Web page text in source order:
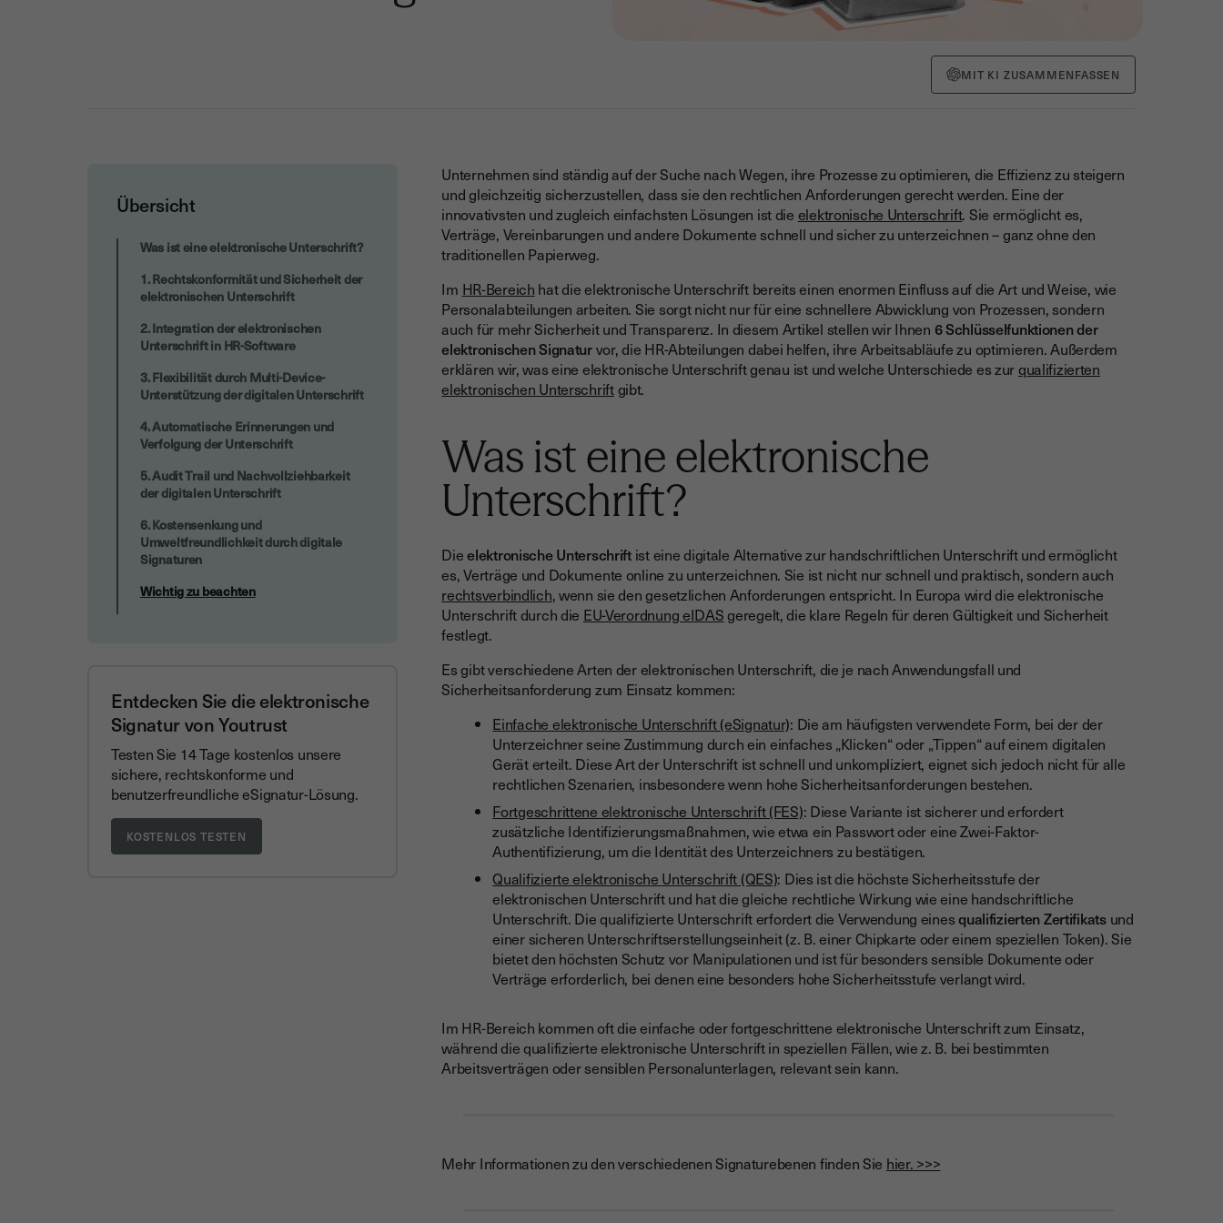
MIT KI ZUSAMMENFASSEN
Übersicht
Wichtig zu beachten
Was ist eine elektronische Unterschrift?
1. Rechtskonformität und Sicherheit der
elektronischen Unterschrift
2. Integration der elektronischen
Unterschrift in HR-Software
3. Flexibilität durch Multi-Device-
Unterstützung der digitalen Unterschrift
4. Automatische Erinnerungen und
Verfolgung der Unterschrift
5. Audit Trail und Nachvollziehbarkeit
der digitalen Unterschrift
6. Kostensenkung und
Umweltfreundlichkeit durch digitale
Signaturen
Wichtig zu beachten
Entdecken Sie die elektronische
Signatur von Youtrust
Testen Sie 14 Tage kostenlos unsere
sichere, rechtskonforme und
benutzerfreundliche eSignatur-Lösung.
Unternehmen sind ständig auf der Suche nach Wegen, ihre Prozesse zu optimieren, die Effizienz zu steigern
und gleichzeitig sicherzustellen, dass sie den rechtlichen Anforderungen gerecht werden. Eine der
innovativsten und zugleich einfachsten Lösungen ist die elektronische Unterschrift. Sie ermöglicht es,
Verträge, Vereinbarungen und andere Dokumente schnell und sicher zu unterzeichnen – ganz ohne den
traditionellen Papierweg.
Im HR-Bereich hat die elektronische Unterschrift bereits einen enormen Einfluss auf die Art und Weise, wie
Personalabteilungen arbeiten. Sie sorgt nicht nur für eine schnellere Abwicklung von Prozessen, sondern
auch für mehr Sicherheit und Transparenz. In diesem Artikel stellen wir Ihnen 6 Schlüsselfunktionen der
elektronischen Signaturvor, die HR-Abteilungen dabei helfen, ihre Arbeitsabläufe zu optimieren. Außerdem
erklären wir, was eine elektronische Unterschrift genau ist und welche Unterschiede es zurqualifizierten
elektronischen Unterschriftgibt.
Was ist eine elektronische
Unterschrift?
Dieelektronische Unterschriftist eine digitale Alternative zur handschriftlichen Unterschrift und ermöglicht
es, Verträge und Dokumente online zu unterzeichnen. Sie ist nicht nur schnell und praktisch, sondern auch
rechtsverbindlich, wenn sie den gesetzlichen Anforderungen entspricht. In Europa wird die elektronische
Unterschrift durch die EU-Verordnung eIDASgeregelt, die klare Regeln für deren Gültigkeit und Sicherheit
festlegt.
Es gibt verschiedene Arten der elektronischen Unterschrift, die je nach Anwendungsfall und
Sicherheitsanforderung zum Einsatz kommen:
Einfache elektronische Unterschrift (eSignatur): Die am häufigsten verwendete Form, bei der der
Unterzeichner seine Zustimmung durch ein einfaches „Klicken“ oder „Tippen“ auf einem digitalen
Gerät erteilt. Diese Art der Unterschrift ist schnell und unkompliziert, eignet sich jedoch nicht für alle
rechtlichen Szenarien, insbesondere wenn hohe Sicherheitsanforderungen bestehen.
Fortgeschrittene elektronische Unterschrift (FES): Diese Variante ist sicherer und erfordert
zusätzliche Identifizierungsmaßnahmen, wie etwa ein Passwort oder eine Zwei-Faktor-
Authentifizierung, um die Identität des Unterzeichners zu bestätigen.
Qualifizierte elektronische Unterschrift (QES): Dies ist die höchste Sicherheitsstufe der
elektronischen Unterschrift und hat die gleiche rechtliche Wirkung wie eine handschriftliche
Unterschrift. Die qualifizierte Unterschrift erfordert die Verwendung einesqualifizierten Zertifikatsund
einer sicheren Unterschriftserstellungseinheit (z. B. einer Chipkarte oder einem speziellen Token). Sie
bietet den höchsten Schutz vor Manipulationen und ist für besonders sensible Dokumente oder
Verträge erforderlich, bei denen eine besonders hohe Sicherheitsstufe verlangt wird.
Im HR-Bereich kommen oft die einfache oder fortgeschrittene elektronische Unterschrift zum Einsatz,
während die qualifizierte elektronische Unterschrift in speziellen Fällen, wie z. B. bei bestimmten
Arbeitsverträgen oder sensiblen Personalunterlagen, relevant sein kann.
Mehr Informationen zu den verschiedenen Signaturebenen finden Sie hier. >>>